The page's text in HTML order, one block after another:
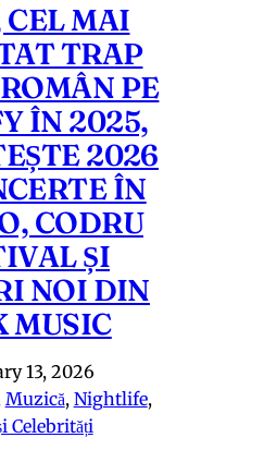
CEL MAI
TRAP
PE
ÎN 2025,
2026
ÎN
CODRU
ȘI
NOI DIN
MUSIC
13, 2026
Muzică, Nightlife ,
Celebrități